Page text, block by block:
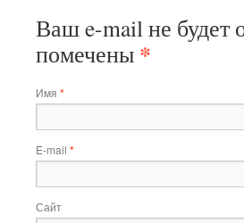
Ваш e-mail не будет
помечены *
Имя *
E-mail *
Сайт